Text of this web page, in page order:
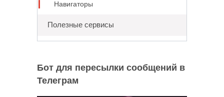
Навигаторы
Полезные сервисы
Бот для пересылки сообщений в
Телеграм